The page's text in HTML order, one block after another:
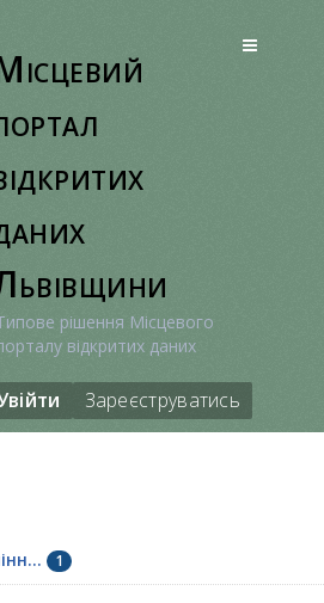
рішення Місцевого
відкритих даних
Зареєструватись
1